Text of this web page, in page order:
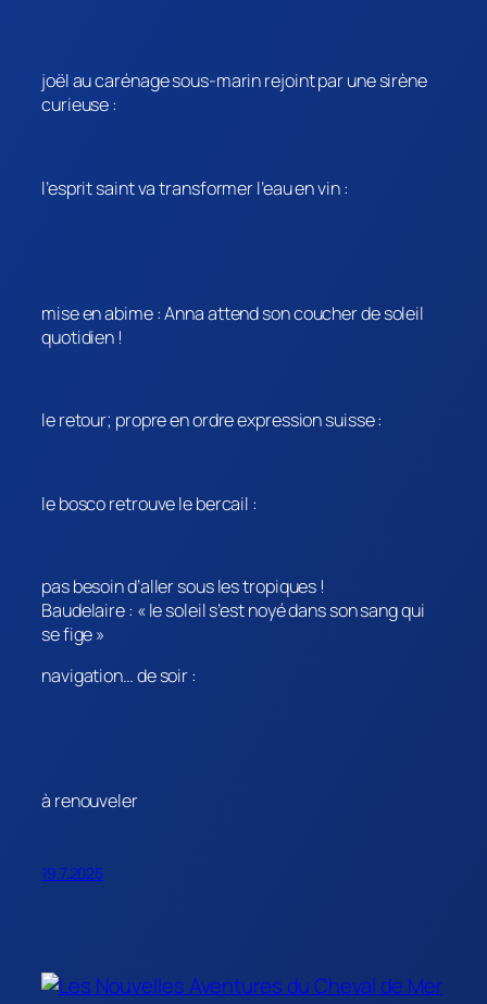
joël au carénage sous-marin rejoint par une sirène
curieuse :
l’esprit saint va transformer l’eau en vin :
mise en abime : Anna attend son coucher de soleil
quotidien !
le retour; propre en ordre expression suisse :
le bosco retrouve le bercail :
pas besoin d’aller sous les tropiques !
Baudelaire : « le soleil s’est noyé dans son sang qui
se fige »
navigation… de soir :
à renouveler
19.7.2025